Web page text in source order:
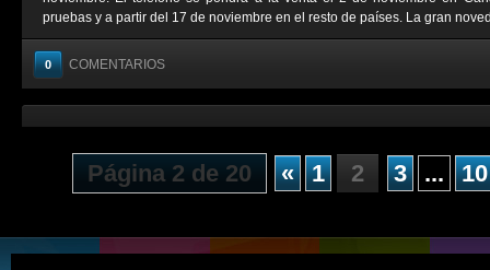
pruebas y a partir del 17 de noviembre en el resto de países. La gran
0 COMENTARIOS
Página 2 de 20 « 1 2 3 ... 10